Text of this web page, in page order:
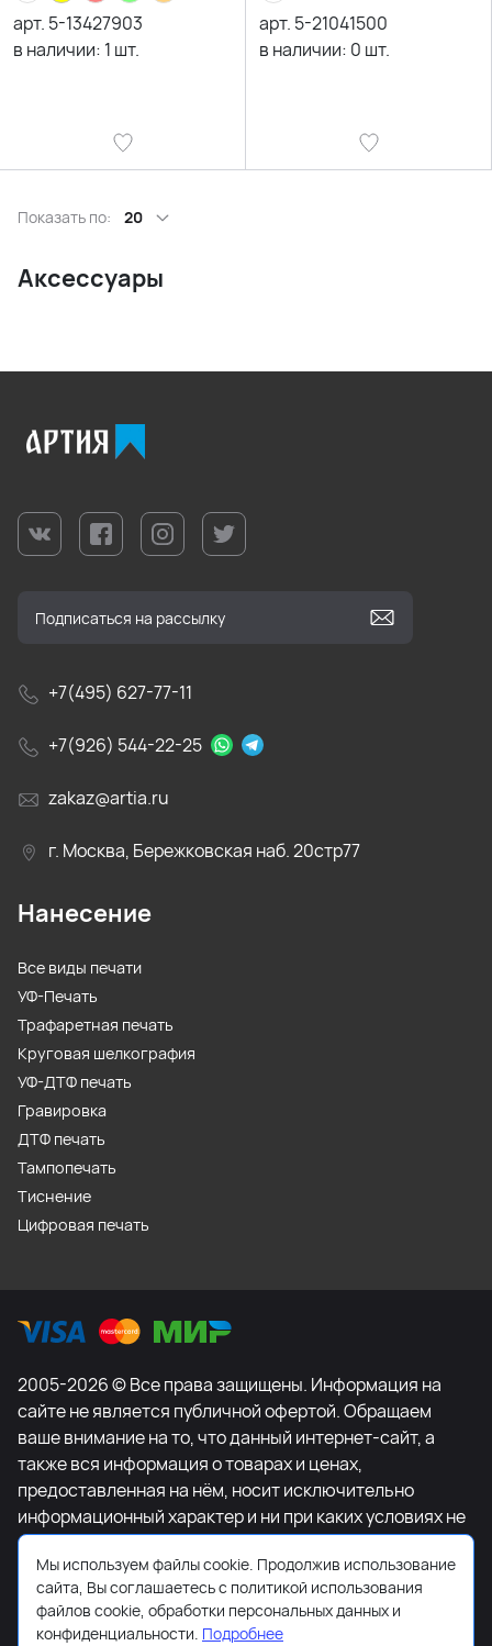
арт. 5-13427903
в наличии: 1 шт.
арт. 5-21041500
в наличии: 0 шт.
Показать по: 20
Аксессуары
+7(495) 627-77-11
+7(926) 544-22-25
zakaz@artia.ru
г. Москва, Бережковская наб. 20стр77
Нанесение
Все виды печати
УФ-Печать
Трафаретная печать
Круговая шелкография
УФ-ДТФ печать
Гравировка
ДТФ печать
Тампопечать
Тиснение
Цифровая печать
2005-2026 © Все права защищены. Информация на
сайте не является публичной офертой. Обращаем
ваше внимание на то, что данный интернет-сайт, а
также вся информация о товарах и ценах,
предоставленная на нём, носит исключительно
информационный характер и ни при каких условиях не
является публичной офертой, определяемой
положениями Статьи 437 Гражданского кодекса
Российской Федерации. Для получения подробной
информации о наличии и стоимости указанных
Мы используем файлы cookie. Продолжив использование
сайта, Вы соглашаетесь с политикой использования
файлов cookie, обработки персональных данных и
конфиденциальности. Подробнее